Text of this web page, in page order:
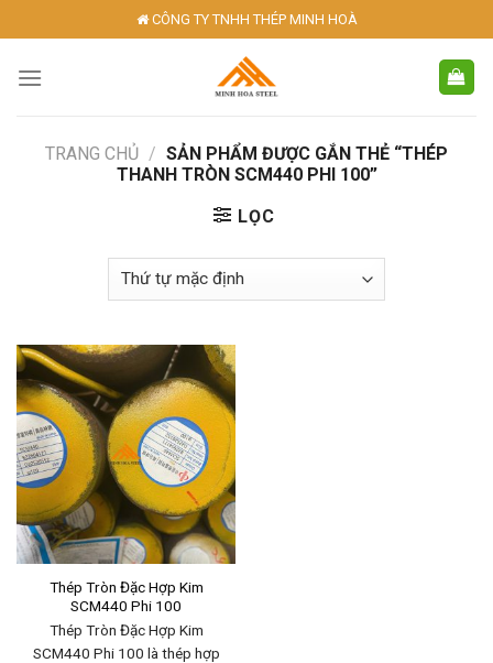
to
content
CÔNG TY TNHH THÉP MINH HOÀ
TRANG CHỦ / SẢN PHẨM ĐƯỢC GẮN THẺ “THÉP
THANH TRÒN SCM440 PHI 100”
LỌC
Thép Tròn Đặc Hợp Kim
SCM440 Phi 100
Thép Tròn Đặc Hợp Kim
SCM440 Phi 100 là thép hợp